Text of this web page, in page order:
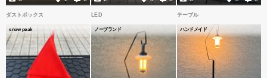
ダストボックス
snow peak
LED
ノーブランド
テーブル
ハンドメイド